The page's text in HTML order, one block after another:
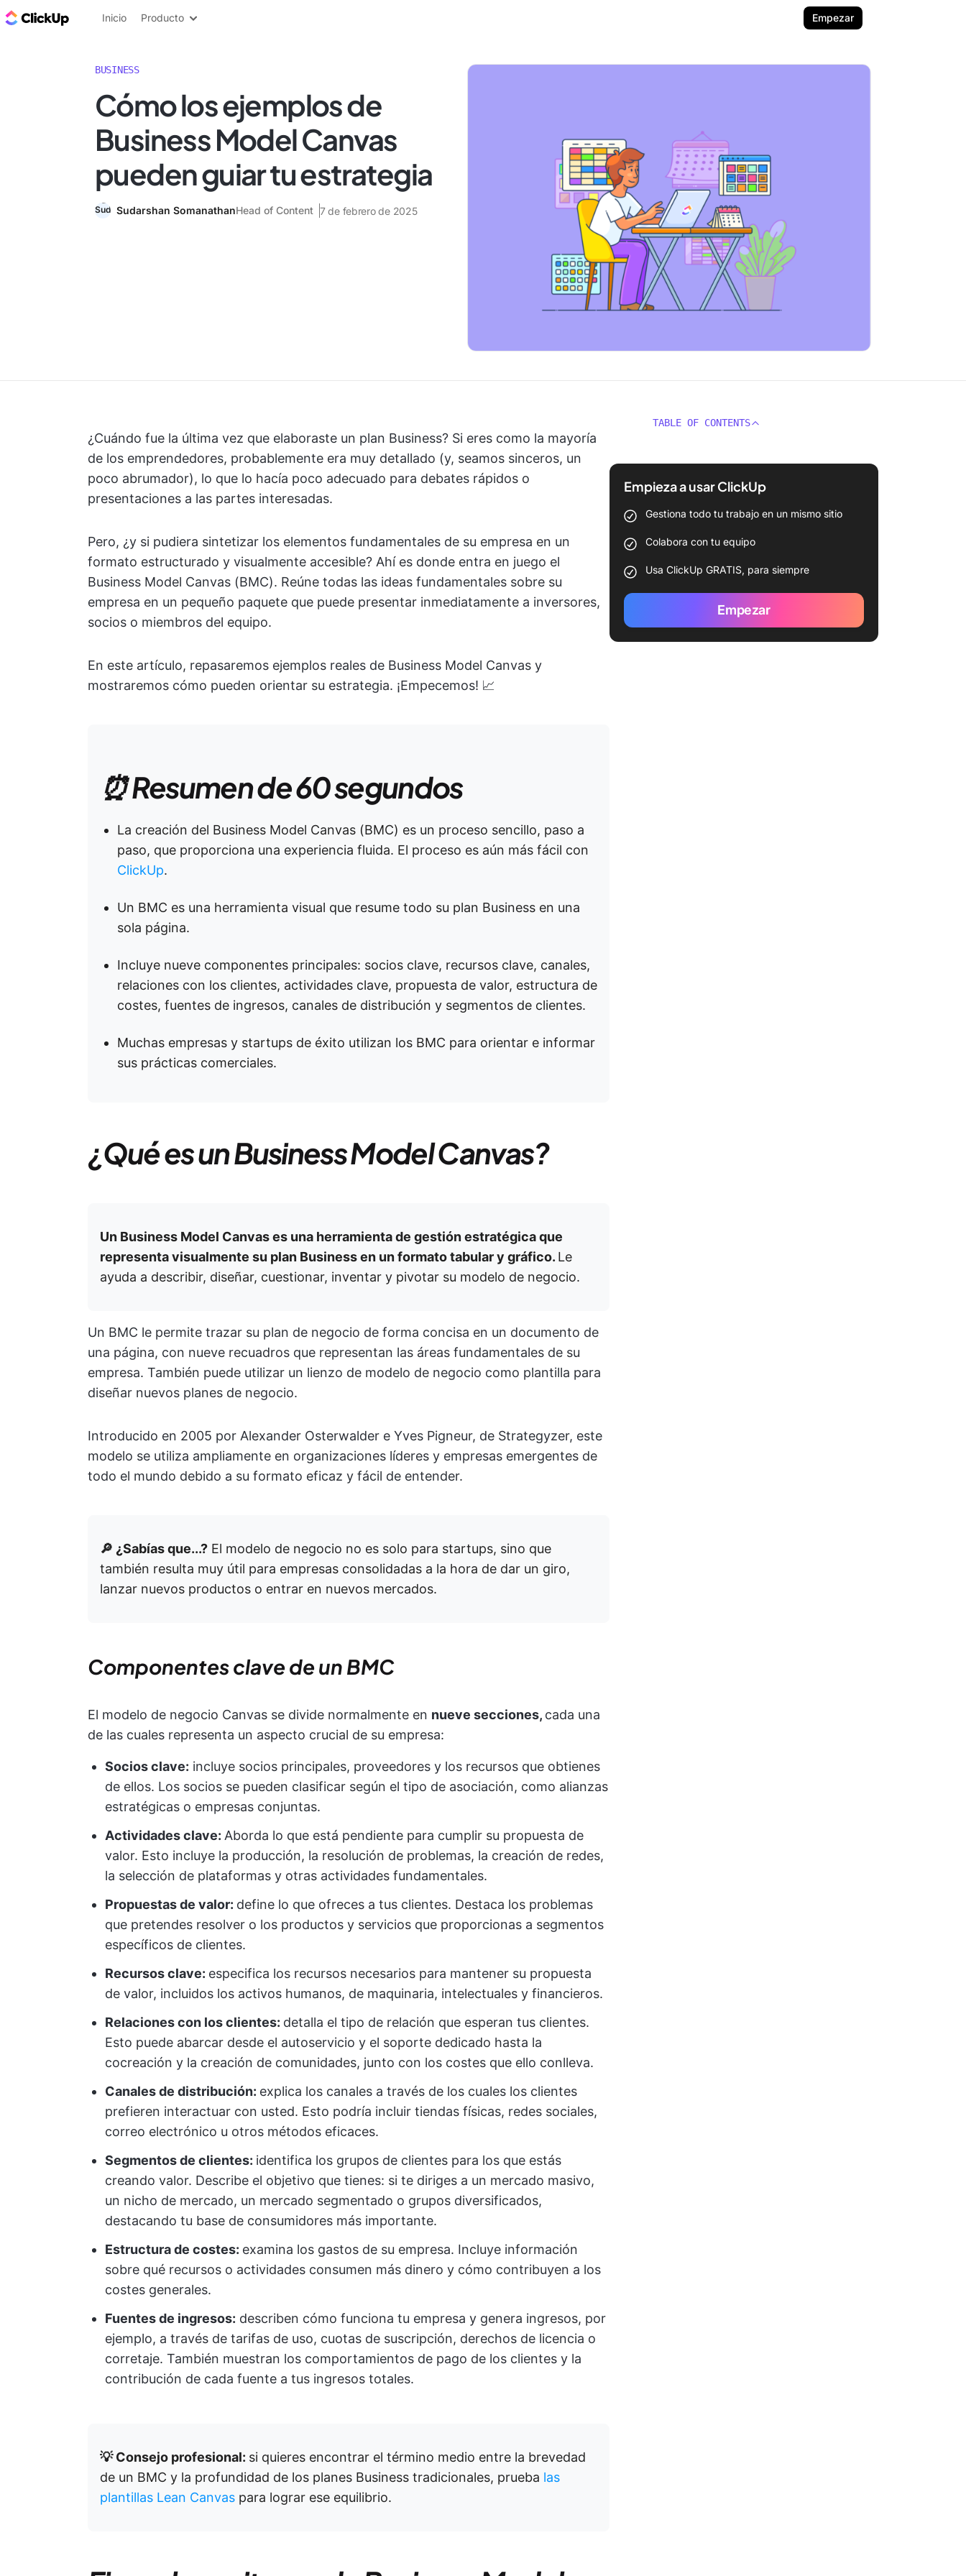
ClickUp Blog
Inicio Producto Empezar
BUSINESS
Cómo los ejemplos de
Business Model Canvas
pueden guiar tu estrategia
Sudarshan SomanathanHead of Content 7 de febrero de 2025
¿Cuándo fue la última vez que elaboraste un plan Business? Si eres como la mayoría
de los emprendedores, probablemente era muy detallado (y, seamos sinceros, un
poco abrumador), lo que lo hacía poco adecuado para debates rápidos o
presentaciones a las partes interesadas.
Pero, ¿y si pudiera sintetizar los elementos fundamentales de su empresa en un
formato estructurado y visualmente accesible? Ahí es donde entra en juego el
Business Model Canvas (BMC). Reúne todas las ideas fundamentales sobre su
empresa en un pequeño paquete que puede presentar inmediatamente a inversores,
socios o miembros del equipo.
En este artículo, repasaremos ejemplos reales de Business Model Canvas y
mostraremos cómo pueden orientar su estrategia. ¡Empecemos! 📈
⏰ Resumen de 60 segundos
La creación del Business Model Canvas (BMC) es un proceso sencillo, paso a
paso, que proporciona una experiencia fluida. El proceso es aún más fácil con
ClickUp.
Un BMC es una herramienta visual que resume todo su plan Business en una
sola página.
Incluye nueve componentes principales: socios clave, recursos clave, canales,
relaciones con los clientes, actividades clave, propuesta de valor, estructura de
costes, fuentes de ingresos, canales de distribución y segmentos de clientes.
Muchas empresas y startups de éxito utilizan los BMC para orientar e informar
sus prácticas comerciales.
¿Qué es un Business Model Canvas?
Un Business Model Canvas es una herramienta de gestión estratégica que
representa visualmente su plan Business en un formato tabular y gráfico. Le
ayuda a describir, diseñar, cuestionar, inventar y pivotar su modelo de negocio.
Un BMC le permite trazar su plan de negocio de forma concisa en un documento de
una página, con nueve recuadros que representan las áreas fundamentales de su
empresa. También puede utilizar un lienzo de modelo de negocio como plantilla para
diseñar nuevos planes de negocio.
Introducido en 2005 por Alexander Osterwalder e Yves Pigneur, de Strategyzer, este
modelo se utiliza ampliamente en organizaciones líderes y empresas emergentes de
todo el mundo debido a su formato eficaz y fácil de entender.
🔎 ¿Sabías que...? El modelo de negocio no es solo para startups, sino que
también resulta muy útil para empresas consolidadas a la hora de dar un giro,
lanzar nuevos productos o entrar en nuevos mercados.
Componentes clave de un BMC
El modelo de negocio Canvas se divide normalmente en nueve secciones, cada una
de las cuales representa un aspecto crucial de su empresa:
Socios clave: incluye socios principales, proveedores y los recursos que obtienes
de ellos. Los socios se pueden clasificar según el tipo de asociación, como alianzas
estratégicas o empresas conjuntas.
Actividades clave: Aborda lo que está pendiente para cumplir su propuesta de
valor. Esto incluye la producción, la resolución de problemas, la creación de redes,
la selección de plataformas y otras actividades fundamentales.
Propuestas de valor: define lo que ofreces a tus clientes. Destaca los problemas
que pretendes resolver o los productos y servicios que proporcionas a segmentos
específicos de clientes.
Recursos clave: especifica los recursos necesarios para mantener su propuesta
de valor, incluidos los activos humanos, de maquinaria, intelectuales y financieros.
Relaciones con los clientes: detalla el tipo de relación que esperan tus clientes.
Esto puede abarcar desde el autoservicio y el soporte dedicado hasta la
cocreación y la creación de comunidades, junto con los costes que ello conlleva.
Canales de distribución: explica los canales a través de los cuales los clientes
prefieren interactuar con usted. Esto podría incluir tiendas físicas, redes sociales,
correo electrónico u otros métodos eficaces.
Segmentos de clientes: identifica los grupos de clientes para los que estás
creando valor. Describe el objetivo que tienes: si te diriges a un mercado masivo,
un nicho de mercado, un mercado segmentado o grupos diversificados,
destacando tu base de consumidores más importante.
Estructura de costes: examina los gastos de su empresa. Incluye información
sobre qué recursos o actividades consumen más dinero y cómo contribuyen a los
costes generales.
Fuentes de ingresos: describen cómo funciona tu empresa y genera ingresos, por
ejemplo, a través de tarifas de uso, cuotas de suscripción, derechos de licencia o
corretaje. También muestran los comportamientos de pago de los clientes y la
contribución de cada fuente a tus ingresos totales.
💡 Consejo profesional: si quieres encontrar el término medio entre la brevedad
de un BMC y la profundidad de los planes Business tradicionales, prueba las
plantillas Lean Canvas para lograr ese equilibrio.
TABLE OF CONTENTS
Empieza a usar ClickUp
Gestiona todo tu trabajo en un mismo sitio
Colabora con tu equipo
Usa ClickUp GRATIS, para siempre
Empezar